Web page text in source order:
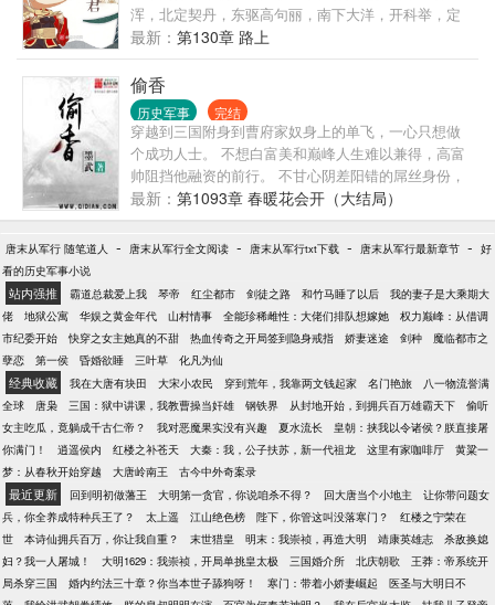
浑，北定契丹，东驱高句丽，南下大洋，开科举，定
盛世，——有胆敢犯我大隋者，虽远必诛。
最新： 第130章 路上
偷香
历史军事 完结
穿越到三国附身到曹府家奴身上的单飞，一心只想做
个成功人士。 不想白富美和巅峰人生难以兼得，高富
帅阻挡他融资的前行。 不甘心阴差阳错的屌丝身份，
凭借似是而非的远见和渊博的考古知识，单飞在成功
的道路上注定要逆袭出不一样的精彩人生！ 不一样的
三国故事，不一样的墨氏群雄，一样的还是我们墨门
——起点用户名。 墨武微信公众号：mowuwx或墨武
大本营
最新： 第1093章 春暖花会开（大结局）
唐末从军行 随笔道人 - 唐末从军行全文阅读 - 唐末从军行txt下载 - 唐末从军行最新章节 - 好
看的历史军事小说
站内强推 霸道总裁爱上我 琴帝 红尘都市 剑徒之路 和竹马睡了以后
我的妻子是大乘期大
佬
地狱公寓 华娱之黄金年代 山村情事 全能珍稀雌性：大佬们排队想嫁她
权力巅峰：从借调
市纪委开始
快穿之女主她真的不甜 热血传奇之开局签到隐身戒指 娇妻迷途 剑种
魔临都市之
孽恋
第一侯 昏婚欲睡 三叶草 化凡为仙
经典收藏 我在大唐有块田 大宋小农民 穿到荒年，我靠两文钱起家 名门艳旅
八一物流誉满
全球
唐枭 三国：狱中讲课，我教曹操当奸雄 钢铁界 从封地开始，到拥兵百万雄霸天下
偷听
女主吃瓜，竟躺成千古仁帝？
我对恶魔果实没有兴趣 夏水流长
皇朝：挟我以令诸侯？朕直接屠
你满门！
逍遥侯内 红楼之补苍天 大秦：我，公子扶苏，新一代祖龙 这里有家咖啡厅
黄粱一
梦：从春秋开始穿越
大唐岭南王 古今中外奇案录
最近更新 回到明初做藩王 大明第一贪官，你说咱杀不得？ 回大唐当个小地主
让你带问题女
兵，你全养成特种兵王了？
太上遥 江山绝色榜 陛下，你管这叫没落寒门？
红楼之宁荣在
世
本诗仙拥兵百万，你让我自重？ 末世猎皇 明末：我崇祯，再造大明 靖康英雄志
杀敌换媳
妇？我一人屠城！
大明1629：我崇祯，开局单挑皇太极 三国婚介所 北庆朝歌
王莽：帝系统开
局杀穿三国
婚内约法三十章？你当本世子舔狗呀！ 寒门：带着小娇妻崛起
医圣与大明日不